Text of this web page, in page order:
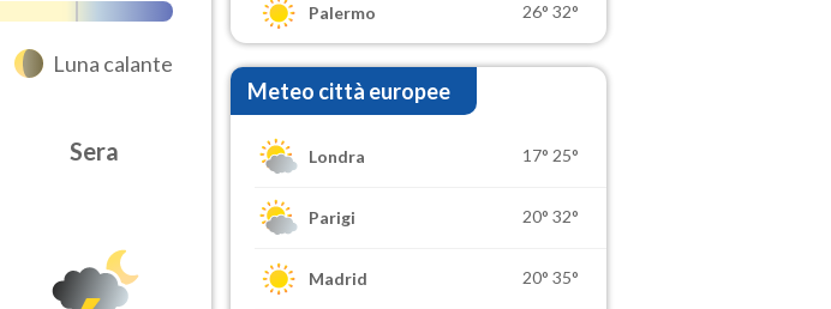
Luna calante
Sera
Palermo 26° 32°
Meteo città europee
Londra 17° 25°
Parigi 20° 32°
Madrid 20° 35°